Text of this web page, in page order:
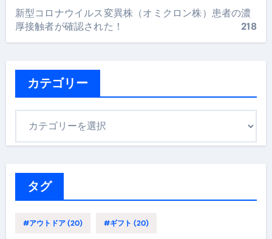
新型コロナウイルス変異株（オミクロン株）患者の濃
厚接触者が確認された！
218
カテゴリー
タグ
#アウトドア(20) #ギフト (20)